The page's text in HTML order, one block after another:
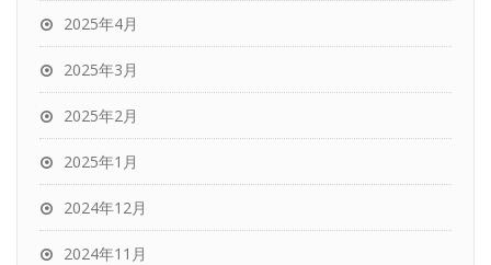
2025年4月
2025年3月
2025年2月
2025年1月
2024年12月
2024年11月